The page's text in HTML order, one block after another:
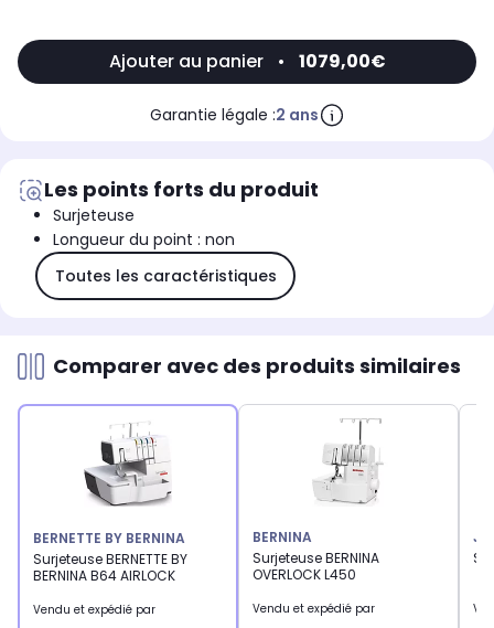
Ajouter au panier • 1079,00€
Garantie légale :2 ans
Les points forts du produit
Surjeteuse
Longueur du point : non
Toutes les caractéristiques
Comparer avec des produits similaires
BERNETTE BY BERNINA
Surjeteuse BERNETTE BY
BERNINA B64 AIRLOCK
Vendu et expédié par
BERNINA
Surjeteuse BERNINA
OVERLOCK L450
Vendu et expédié par